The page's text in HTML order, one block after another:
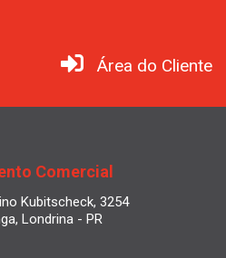
Área do Cliente
Comercial
Kubitscheck, 3254
Londrina - PR